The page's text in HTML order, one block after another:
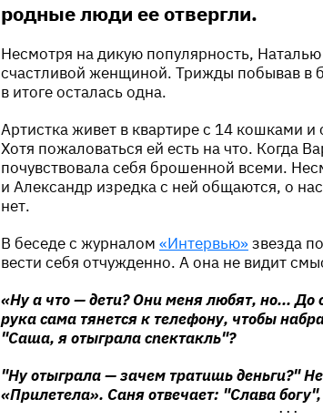
родные люди ее отвергли.
Несмотря на дикую популярность,
счастливой женщиной. Трижды побывав в
в итоге осталась одна.
Артистка живет в квартире с 14 кошками и
Хотя пожаловаться ей есть на что. Когда
почувствовала себя брошенной всеми.
и Александр изредка с ней общаются, о
нет.
В беседе с журналом «Интервью»звезда
вести себя отчужденно. А она не видит
«Ну а что — дети? Они меня любят, но... До
рука сама тянется к телефону, чтобы
"Саша, я отыграла спектакль"?
"Ну отыграла — зачем тратишь деньги?"
«Прилетела». Саня отвечает: "Слава
•••